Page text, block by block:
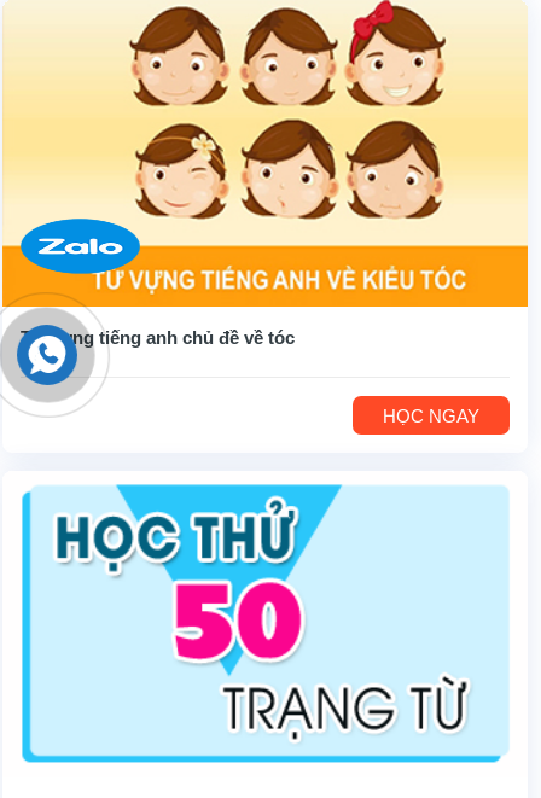
Từ vựng tiếng anh chủ đề về tóc
HỌC NGAY